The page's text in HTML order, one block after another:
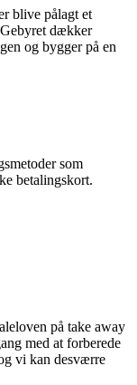
blive pålagt et
dækker
og bygger på en
som
betalingskort.
på take away
med at forberede
vi kan desværre